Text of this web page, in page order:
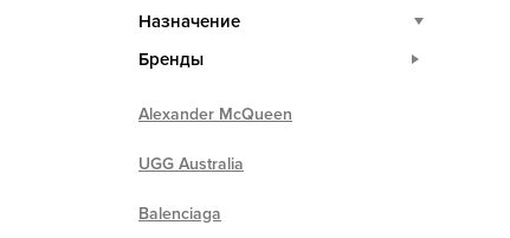
Назначение
Бренды
Alexander McQueen
UGG Australia
Balenciaga